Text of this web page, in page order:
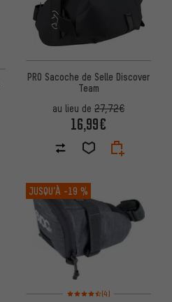
PRO Sacoche de Selle Discover
Team
au lieu de 27,72€
16,99€
JUSQU’À -19 %
Note moyenne : 4,5 sur 5
(4)